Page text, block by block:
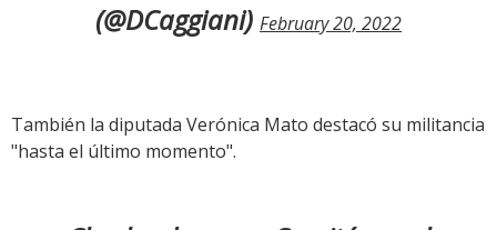
(@DCaggiani) February 20, 2022
También la diputada Verónica Mato destacó su militancia
"hasta el último momento".